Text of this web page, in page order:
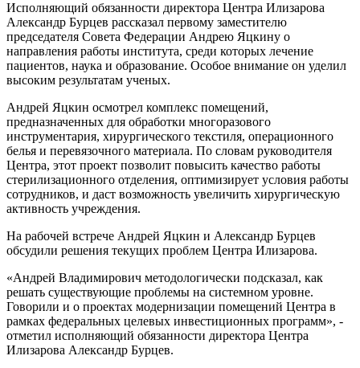
Исполняющий обязанности директора Центра Илизарова
Александр Бурцев рассказал первому заместителю
председателя Совета Федерации Андрею Яцкину о
направления работы института, среди которых лечение
пациентов, наука и образование. Особое внимание он уделил
высоким результатам ученых.
Андрей Яцкин осмотрел комплекс помещений,
предназначенных для обработки многоразового
инструментария, хирургического текстиля, операционного
белья и перевязочного материала. По словам руководителя
Центра, этот проект позволит повысить качество работы
стерилизационного отделения, оптимизирует условия работы
сотрудников, и даст возможность увеличить хирургическую
активность учреждения.
На рабочей встрече Андрей Яцкин и Александр Бурцев
обсудили решения текущих проблем Центра Илизарова.
«Андрей Владимирович методологически подсказал, как
решать существующие проблемы на системном уровне.
Говорили и о проектах модернизации помещений Центра в
рамках федеральных целевых инвестиционных программ», -
отметил исполняющий обязанности директора Центра
Илизарова Александр Бурцев.